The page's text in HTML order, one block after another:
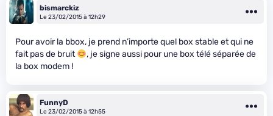
bismarckiz
Le 23/02/2015 à 12h29
Pour avoir la bbox, je prend n’importe quel box stable et qui ne
fait pas de bruit
, je signe aussi pour une box télé séparée de
la box modem !
FunnyD
Le 23/02/2015 à 12h55